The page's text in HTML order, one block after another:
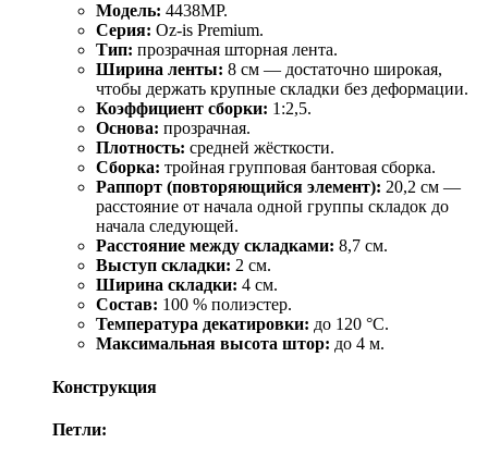
Модель: 4438MP.
Серия: Oz‑is Premium.
Тип: прозрачная шторная лента.
Ширина ленты: 8 см — достаточно широкая,
чтобы держать крупные складки без деформации.
Коэффициент сборки: 1:2,5.
Основа: прозрачная.
Плотность: средней жёсткости.
Сборка: тройная групповая бантовая сборка.
Раппорт (повторяющийся элемент): 20,2 см —
расстояние от начала одной группы складок до
начала следующей.
Расстояние между складками: 8,7 см.
Выступ складки: 2 см.
Ширина складки: 4 см.
Состав: 100 % полиэстер.
Температура декатировки: до 120 °C.
Максимальная высота штор: до 4 м.
Конструкция
Петли: